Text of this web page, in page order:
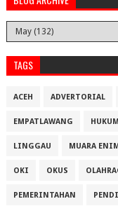
TAGS
ACEH ADVERTORIAL
EMPATLAWANG HUKUM
LINGGAU MUARA ENIM
OKI OKUS
PEMERINTAHAN